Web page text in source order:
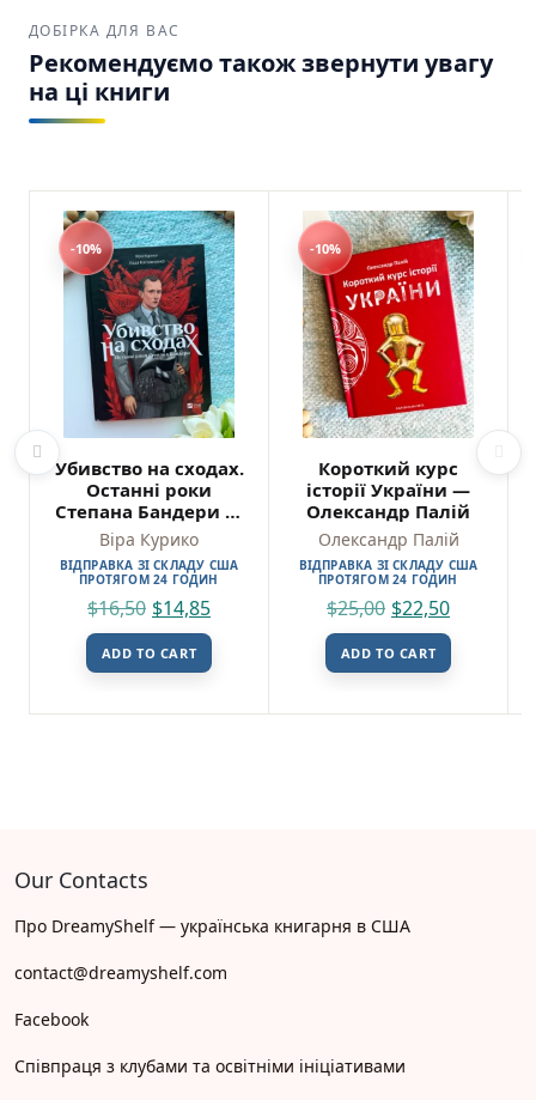
ДОБІРКА ДЛЯ ВАС
Рекомендуємо також звернути увагу
на ці книги
-10%
Убивство на сходах.
Останні роки
Степана Бандери —
Віра Курико
Віра Курико
ВІДПРАВКА ЗІ СКЛАДУ США
ПРОТЯГОМ 24 ГОДИН
$16,50 $14,85
ADD TO CART
-10%
Короткий курс
історії України —
Олександр Палій
Олександр Палій
ВІДПРАВКА ЗІ СКЛАДУ США
ПРОТЯГОМ 24 ГОДИН
$25,00 $22,50
ADD TO CART
Our Contacts
Про DreamyShelf — українська книгарня в США
contact@dreamyshelf.com
Facebook
Співпраця з клубами та освітніми ініціативами